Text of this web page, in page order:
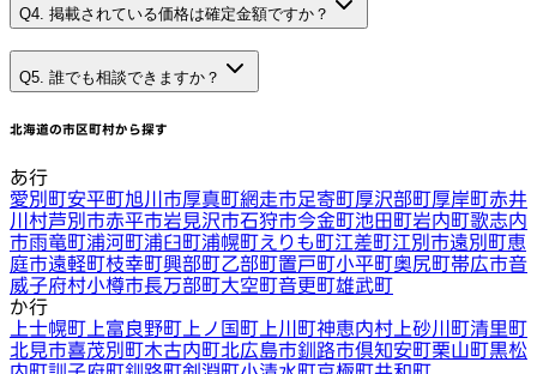
Q4. 掲載されている価格は確定金額ですか？
Q5. 誰でも相談できますか？
北海道の市区町村から探す
あ行
愛別町安平町旭川市厚真町網走市足寄町厚沢部町厚岸町赤井
川村芦別市赤平市岩見沢市石狩市今金町池田町岩内町歌志内
市雨竜町浦河町浦臼町浦幌町えりも町江差町江別市遠別町恵
庭市遠軽町枝幸町興部町乙部町置戸町小平町奥尻町帯広市音
威子府村小樽市長万部町大空町音更町雄武町
か行
上士幌町 上富良野町 上ノ国町 上川町神恵内村 上砂川町清里町
北見市喜茂別町木古内町北広島市釧路市倶知安町栗山町黒松